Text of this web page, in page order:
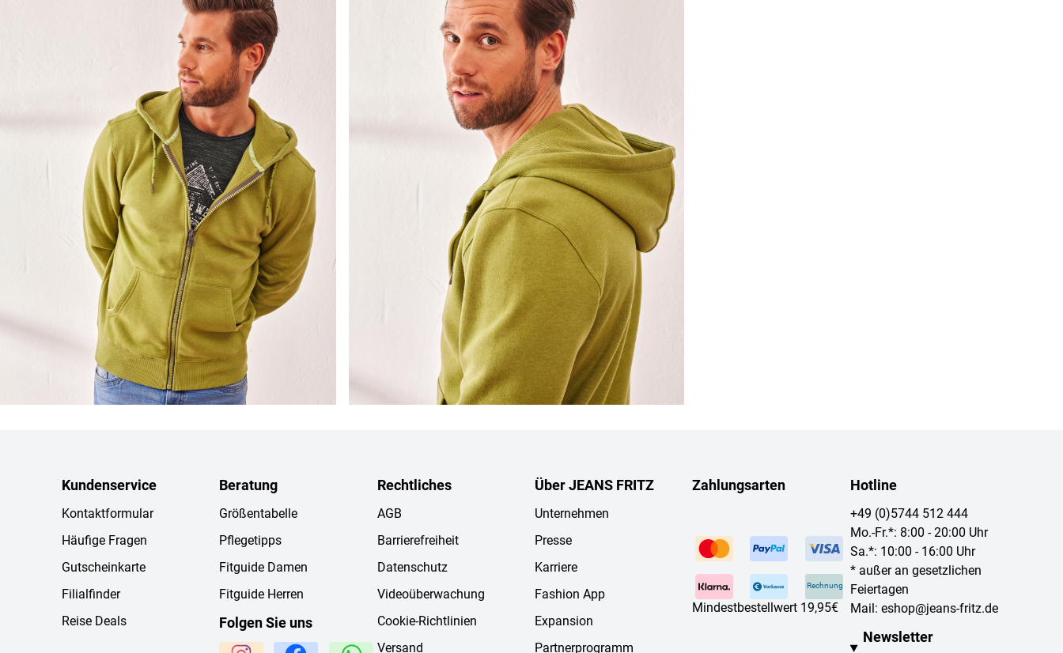
Kundenservice
Kontaktformular
Häufige Fragen
Gutscheinkarte
Filialfinder
Reise Deals
Beratung
Größentabelle
Pflegetipps
Fitguide Damen
Fitguide Herren
Folgen Sie uns
Rechtliches
AGB
Barrierefreiheit
Datenschutz
Videoüberwachung
Cookie-Richtlinien
Versand
Über JEANS FRITZ
Unternehmen
Presse
Karriere
Fashion App
Expansion
Partnerprogramm
Zahlungsarten
Rechnung
Mindestbestellwert 19,95€
Hotline
+49 (0)5744 512 444
Mo.-Fr.*: 8:00 - 20:00 Uhr
Sa.*: 10:00 - 16:00 Uhr
* außer an gesetzlichen
Feiertagen
Mail: eshop@jeans-fritz.de
Newsletter